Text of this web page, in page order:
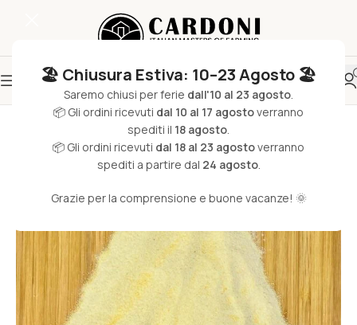
🏖️ Chiusura Estiva: 10–23 Agosto 🏖️
Saremo chiusi per ferie dall'10 al 23 agosto.
📦 Gli ordini ricevuti dal 10 al 17 agostoverranno
spediti il 18 agosto.
📦 Gli ordini ricevuti dal 18 al 23 agostoverranno
spediti a partire dal 24 agosto.
Grazie per la comprensione e buone vacanze! 🌞